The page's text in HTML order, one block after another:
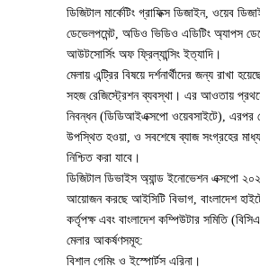
ডিজিটাল মার্কেটিং গ্রাফিক্স ডিজাইন, ওয়েব
ডেভেলপমেন্ট, অডিও ভিডিও এডিটিং অ্যাপস
আউটসোর্সিং অফ ফ্রিল্যান্সিং ইত্যাদি।
মেলায় এন্ট্রির বিষয়ে দর্শনার্থীদের জন্য রাখা
সহজ রেজিস্ট্রেশন ব্যবস্থা। এর আওতায়
নিবন্ধন (ডিডিআইএক্সপো ওয়েবসাইটে), এরপর
উপস্থিত হওয়া, ও সবশেষে ব্যাজ সংগ্রহের
নিশ্চিত করা যাবে।
ডিজিটাল ডিভাইস অ্যান্ড ইনোভেশন এক্সপো
আয়োজন করছে আইসিটি বিভাগ, বাংলাদেশ
কর্তৃপক্ষ এবং বাংলাদেশ কম্পিউটার সমিতি
মেলার আকর্ষণসমূহ:
বিশাল গেমিং ও ইস্পোর্টস এরিনা।‌